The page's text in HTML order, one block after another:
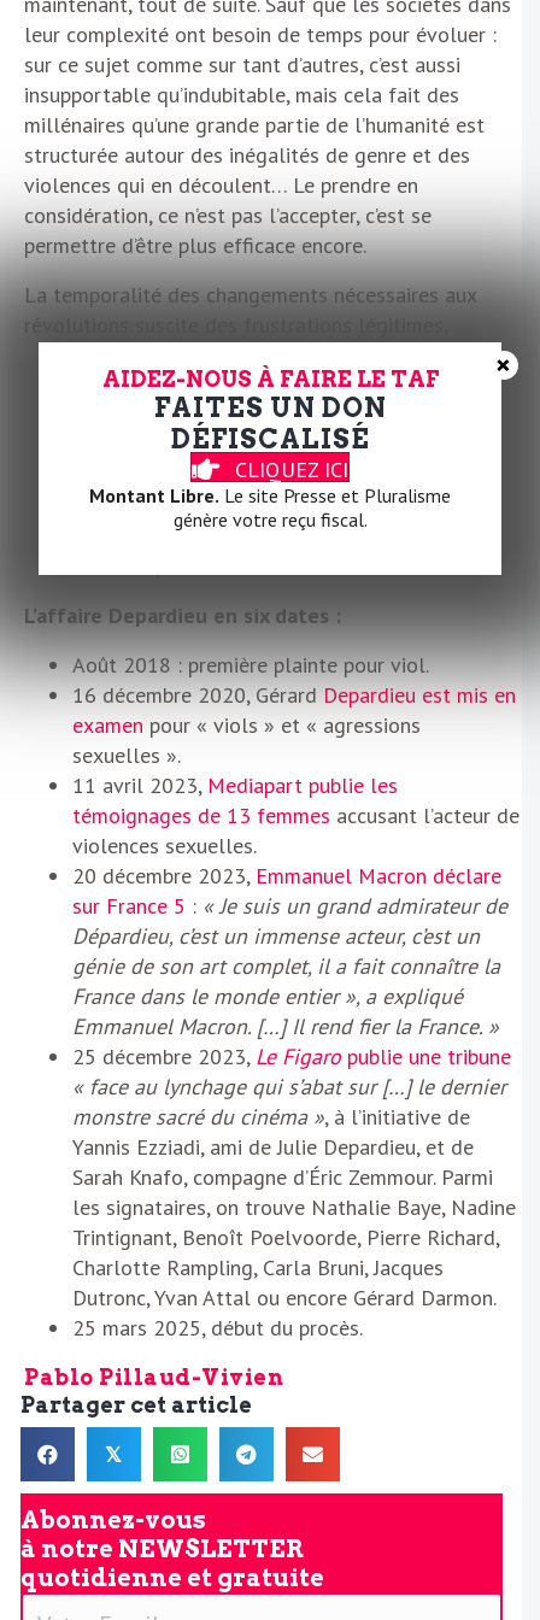
leur complexité ont besoin de temps pour évoluer :
sur ce sujet comme sur tant d’autres, c’est aussi
insupportable qu’indubitable, mais cela fait des
millénaires qu’une grande partie de l’humanité est
structurée autour des inégalités de genre et des
violences qui en découlent… Le prendre en
considération, ce n’est pas l’accepter, c’est se
permettre d’être plus efficace encore.
La temporalité des changements nécessaires aux
révolutions suscite des frustrations légitimes,
notamment quand c’est une question de survie. On ne
peut tolérer le prochain féminicide ou le prochain viol
sous prétexte que la société n’évolue pas assez vite.
« On ne lâche rien » est-il chanté dans les manifs.
C’est à la fois difficile et nécessaire pour ne pas
baisser les bras devant l’ampleur et la lenteur de la
tâche. Rome ne s’est pas faite en un jour. La société
L’affaire Depardieu en six dates :
Août 2018 : première plainte pour viol.
16 décembre 2020, Gérard Depardieu est mis en
examen pour « viols » et « agressions
sexuelles ».
11 avril 2023, Mediapart publie les
témoignages de 13 femmes accusant l’acteur de
violences sexuelles.
20 décembre 2023, Emmanuel Macron déclare
sur France 5 : « Je suis un grand admirateur de
Dépardieu, c’est un immense acteur, c’est un
génie de son art complet, il a fait connaître la
France dans le monde entier », a expliqué
Emmanuel Macron. […] Il rend fier la France. »
25 décembre 2023, Le Figaropublie une tribune
« face au lynchage qui s’abat sur […] le dernier
monstre sacré du cinéma », à l’initiative de
Yannis Ezziadi, ami de Julie Depardieu, et de
Sarah Knafo, compagne d’Éric Zemmour. Parmi
les signataires, on trouve Nathalie Baye, Nadine
Trintignant, Benoît Poelvoorde, Pierre Richard,
Charlotte Rampling, Carla Bruni, Jacques
Dutronc, Yvan Attal ou encore Gérard Darmon.
25 mars 2025, début du procès.
Pablo Pillaud-Vivien
Partager cet article
𝕏
Abonnez-vous
à notre NEWSLETTER
quotidienne et gratuite
V
AIDEZ-NOUS À FAIRE LE TAF
FAITES UN DON
DÉFISCALISÉ
CLIQUEZ ICI
Montant Libre. Le site Presse et Pluralisme
génère votre reçu fiscal.
×